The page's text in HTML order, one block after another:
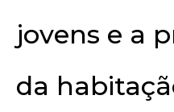
jovens e a
da